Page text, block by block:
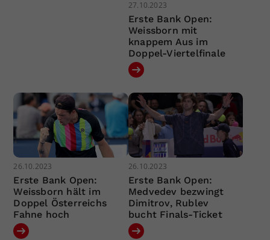
27.10.2023
Erste Bank Open:
Weissborn mit
knappem Aus im
Doppel-Viertelfinale
26.10.2023
Erste Bank Open:
Weissborn hält im
Doppel Österreichs
Fahne hoch
26.10.2023
Erste Bank Open:
Medvedev bezwingt
Dimitrov, Rublev
bucht Finals-Ticket